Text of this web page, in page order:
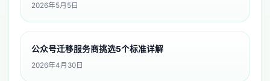
2026年5月5日
公众号迁移服务商挑选5个标准详解
2026年4月30日